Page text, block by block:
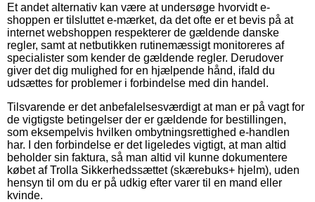
Et andet alternativ kan være at undersøge hvorvidt e-
shoppen er tilsluttet e-mærket, da det ofte er et bevis på at
internet webshoppen respekterer de gældende danske
regler, samt at netbutikken rutinemæssigt monitoreres af
specialister som kender de gældende regler. Derudover
giver det dig mulighed for en hjælpende hånd, ifald du
udsættes for problemer i forbindelse med din handel.
Tilsvarende er det anbefalelsesværdigt at man er på vagt for
de vigtigste betingelser der er gældende for bestillingen,
som eksempelvis hvilken ombytningsrettighed e-handlen
har. I den forbindelse er det ligeledes vigtigt, at man altid
beholder sin faktura, så man altid vil kunne dokumentere
købet af Trolla Sikkerhedssættet (skærebuks+ hjelm), uden
hensyn til om du er på udkig efter varer til en mand eller
kvinde.